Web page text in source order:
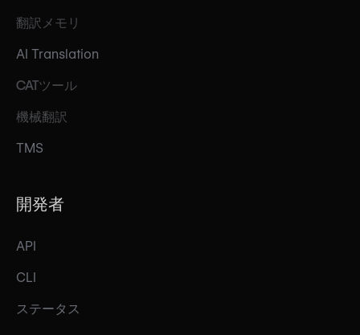
翻訳メモリ
AI Translation
CATツール
機械翻訳
TMS
開発者
API
CLI
ステータス